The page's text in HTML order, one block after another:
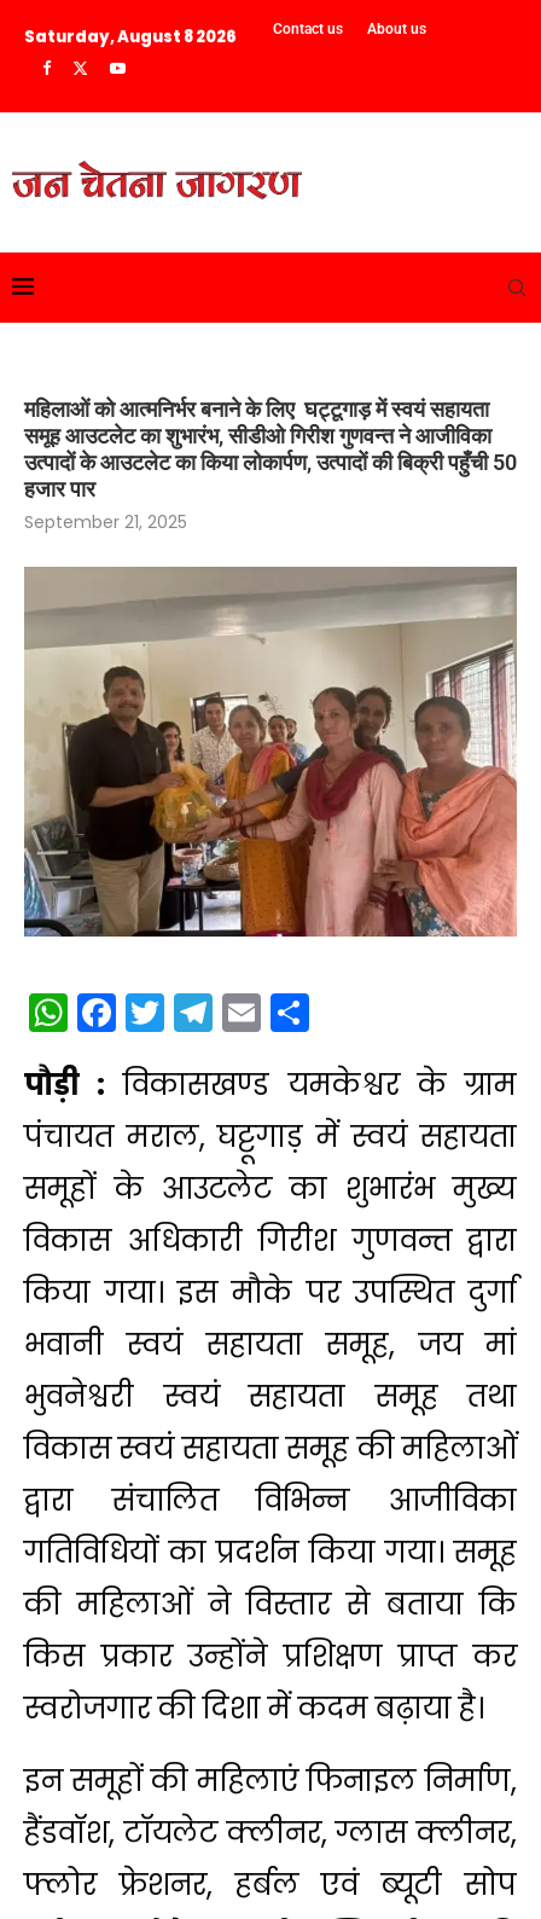
Saturday, August 8 2026 Contact us About us
महिलाओं को आत्मनिर्भर बनाने के लिए घट्टूगाड़ में स्वयं सहायता
समूह आउटलेट का शुभारंभ, सीडीओ गिरीश गुणवन्त ने आजीविका
उत्पादों के आउटलेट का किया लोकार्पण, उत्पादों की बिक्री पहुँची 50
हजार पार
September 21, 2025
WhatsApp
Facebook
Twitter
Telegram
Email
पौड़ी : विकासखण्ड यमकेश्वर के ग्राम
पंचायत मराल, घट्टूगाड़ में स्वयं सहायता
समूहों के आउटलेट का शुभारंभ मुख्य
विकास अधिकारी गिरीश गुणवन्त द्वारा
किया गया। इस मौके पर उपस्थित दुर्गा
भवानी स्वयं सहायता समूह, जय मां
भुवनेश्वरी स्वयं सहायता समूह तथा
विकास स्वयं सहायता समूह की महिलाओं
द्वारा संचालित विभिन्न आजीविका
गतिविधियों का प्रदर्शन किया गया। समूह
की महिलाओं ने विस्तार से बताया कि
किस प्रकार उन्होंने प्रशिक्षण प्राप्त कर
स्वरोजगार की दिशा में कदम बढ़ाया है।
इन समूहों की महिलाएं फिनाइल निर्माण,
हैंडवॉश, टॉयलेट क्लीनर, ग्लास क्लीनर,
फ्लोर फ्रेशनर, हर्बल एवं ब्यूटी सोप